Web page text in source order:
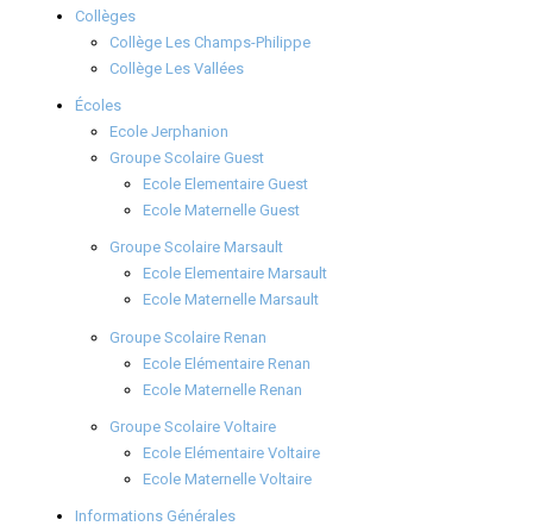
Collèges
Collège Les Champs-Philippe
Collège Les Vallées
Écoles
Ecole Jerphanion
Groupe Scolaire Guest
Ecole Elementaire Guest
Ecole Maternelle Guest
Groupe Scolaire Marsault
Ecole Elementaire Marsault
Ecole Maternelle Marsault
Groupe Scolaire Renan
Ecole Elémentaire Renan
Ecole Maternelle Renan
Groupe Scolaire Voltaire
Ecole Elémentaire Voltaire
Ecole Maternelle Voltaire
Informations Générales